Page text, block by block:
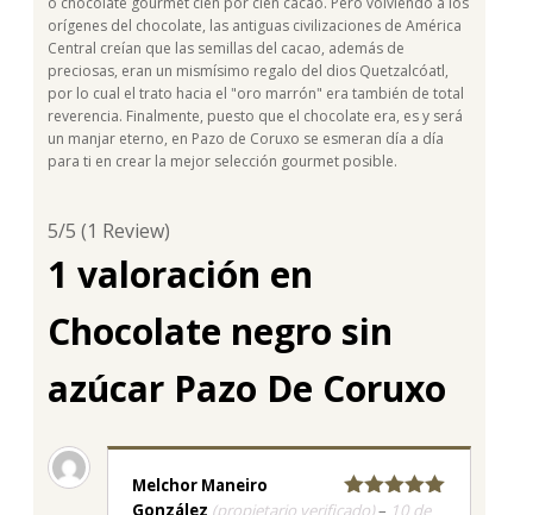
orígenes del chocolate, las antiguas civilizaciones de América
Central creían que las semillas del cacao, además de
preciosas, eran un mismísimo regalo del dios Quetzalcóatl,
por lo cual el trato hacia el "oro marrón" era también de total
reverencia. Finalmente, puesto que el chocolate era, es y será
un manjar eterno, en Pazo de Coruxo se esmeran día a día
para ti en crear la mejor selección gourmet posible.
5/5 (1 Review)
1 valoración en
Chocolate negro sin
azúcar Pazo De Coruxo
Melchor Maneiro
González (propietario verificado)– 10 de